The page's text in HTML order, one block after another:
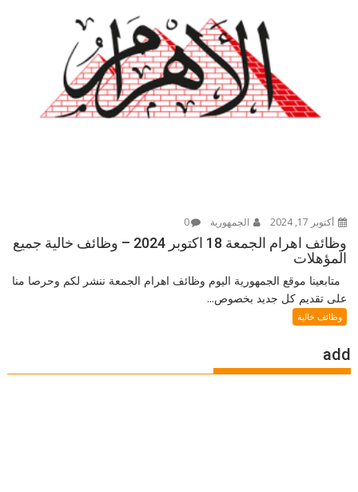
أكتوبر 17, 2024 الجمهورية 0
وظائف اهرام الجمعة 18 اكتوبر 2024 – وظائف خالية جميع
المؤهلات
متابعينا موقع الجمهورية اليوم وظائف اهرام الجمعة ننشر لكم وحرصا منا
على تقديم كل جديد بخصوص...
وظائف خالية
add